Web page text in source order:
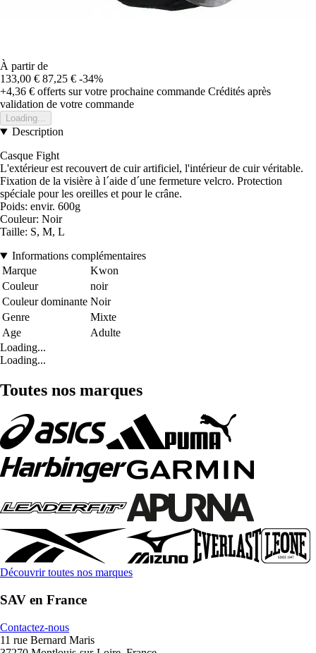
À partir de
133,00 € 87,25 € -34%
+4,36 € offerts sur votre prochaine commande Crédités après
validation de votre commande
Loading...
Description
Casque Fight
L'extérieur est recouvert de cuir artificiel, l'intérieur de cuir véritable.
Fixation de la visière à l´aide d´une fermeture velcro. Protection
spéciale pour les oreilles et pour le crâne.
Poids: envir. 600g
Couleur: Noir
Taille: S, M, L
Informations complémentaires
Marque
Kwon
Couleur
noir
Couleur dominante Noir
Genre
Mixte
Age
Adulte
Loading...
Loading...
Toutes nos marques
Découvrir toutes nos marques
SAV en France
Contactez-nous
11 rue Bernard Maris